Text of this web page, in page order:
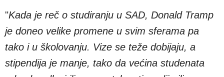
"Kada je reč o studiranju u SAD, Donald Tramp
je doneo velike promene u svim sferama pa
tako i u školovanju. Vize se teže dobijaju, a
stipendija je manje, tako da većina studenata